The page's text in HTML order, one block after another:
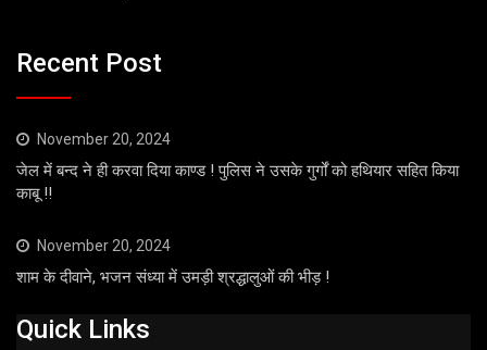
Recent Post
November 20, 2024
जेल में बन्द ने ही करवा दिया काण्ड ! पुलिस ने उसके गुर्गों को हथियार सहित किया
काबू !!
November 20, 2024
शाम के दीवाने, भजन संध्या में उमड़ी श्रद्धालुओं की भीड़ !
Quick Links